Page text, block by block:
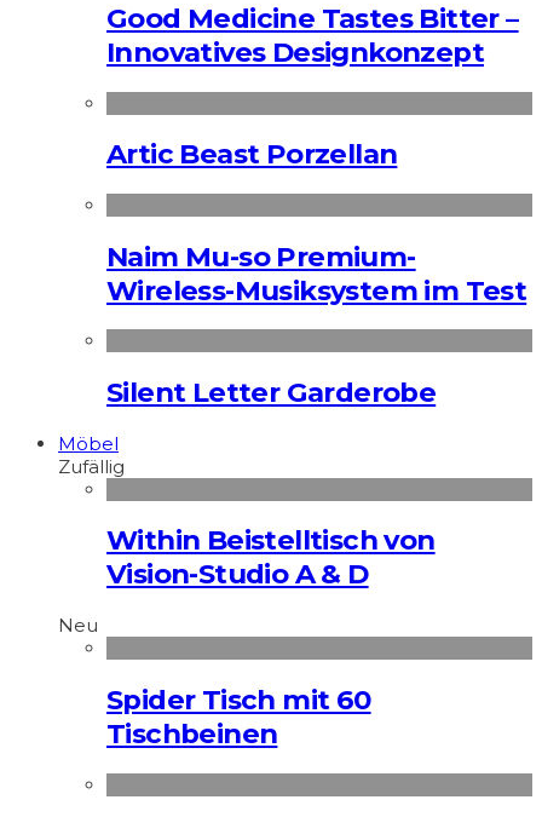
Good Medicine Tastes Bitter –
Innovatives Designkonzept
Artic Beast Porzellan
Naim Mu-so Premium-
Wireless-Musiksystem im Test
Silent Letter Garderobe
Möbel
Zufällig
Within Beistelltisch von
Vision-Studio A & D
Neu
Spider Tisch mit 60
Tischbeinen